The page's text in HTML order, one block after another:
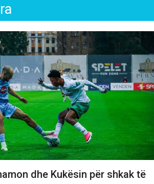
dhe Kukësin për shkak të